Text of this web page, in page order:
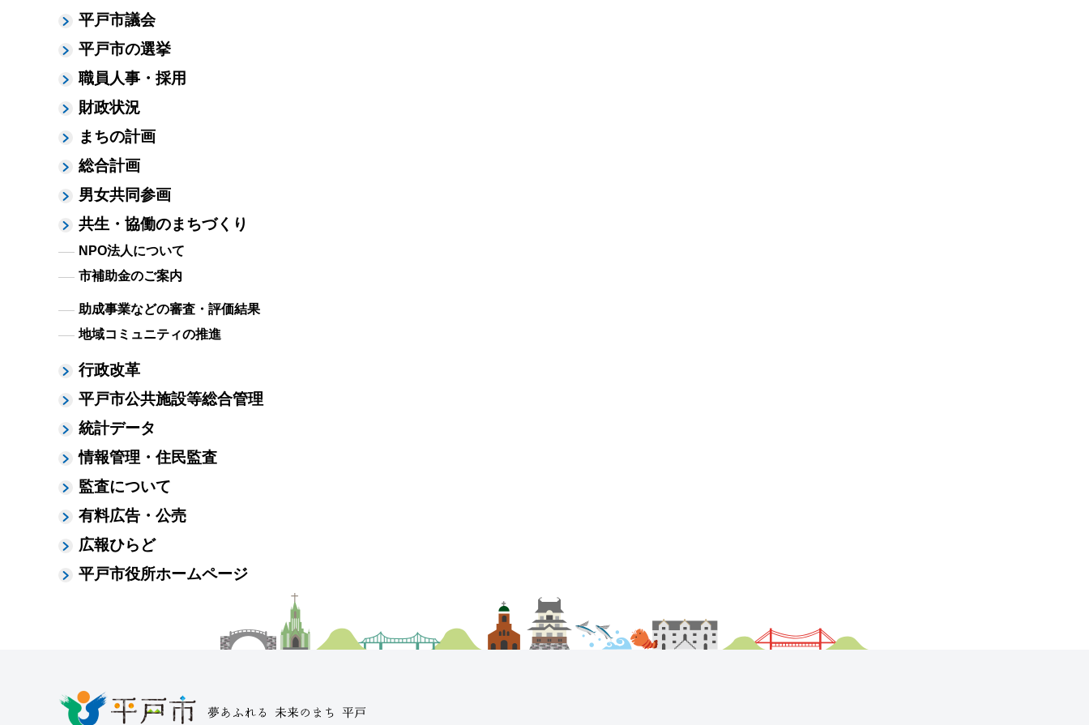
平戸市議会
平戸市の選挙
職員人事・採用
財政状況
まちの計画
総合計画
男女共同参画
共生・協働のまちづくり
NPO法人について
市補助金のご案内
助成事業などの審査・評価結果
地域コミュニティの推進
行政改革
平戸市公共施設等総合管理
統計データ
情報管理・住民監査
監査について
有料広告・公売
広報ひらど
平戸市役所ホームページ